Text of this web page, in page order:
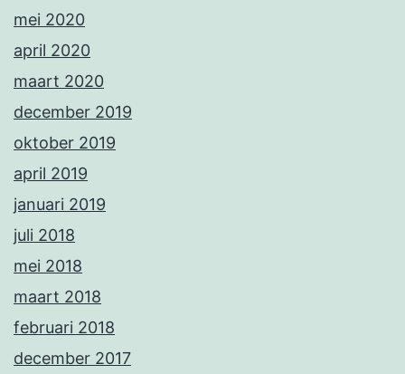
mei 2020
april 2020
maart 2020
december 2019
oktober 2019
april 2019
januari 2019
juli 2018
mei 2018
maart 2018
februari 2018
december 2017